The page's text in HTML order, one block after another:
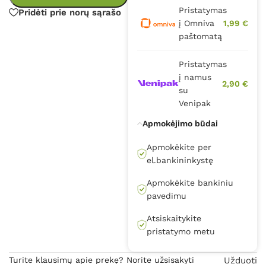
Pridėti prie norų sąrašo
Pristatymas
į Omniva
paštomatą
1,99 €
Pristatymas
į namus
su
Venipak
2,90 €
Apmokėjimo būdai
Apmokėkite per
el.bankininkystę
Apmokėkite bankiniu
pavedimu
Atsiskaitykite
pristatymo metu
Turite klausimų apie prekę? Norite užsisakyti
Užduoti